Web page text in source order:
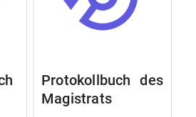
Protokollbuch des
Magistrats